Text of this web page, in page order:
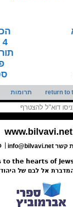
4 היסודות
return to תרומות
www.bilvavi.net
info@bilvavi.net קשר
to the hearts of
אל לבם של